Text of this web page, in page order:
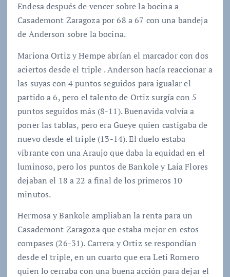
Endesa después de vencer sobre la bocina a
Casademont Zaragoza por 68 a 67 con una bandeja
de Anderson sobre la bocina.
Mariona Ortiz y Hempe abrían el marcador con dos
aciertos desde el triple . Anderson hacía reaccionar a
las suyas con 4 puntos seguidos para igualar el
partido a 6, pero el talento de Ortiz surgía con 5
puntos seguidos más (8-11). Buenavida volvía a
poner las tablas, pero era Gueye quien castigaba de
nuevo desde el triple (13-14). El duelo estaba
vibrante con una Araujo que daba la equidad en el
luminoso, pero los puntos de Bankole y Laia Flores
dejaban el 18 a 22 a final de los primeros 10
minutos.
Hermosa y Bankole ampliaban la renta para un
Casademont Zaragoza que estaba mejor en estos
compases (26-31). Carrera y Ortiz se respondían
desde el triple, en un cuarto que era Leti Romero
quien lo cerraba con una buena acción para dejar el